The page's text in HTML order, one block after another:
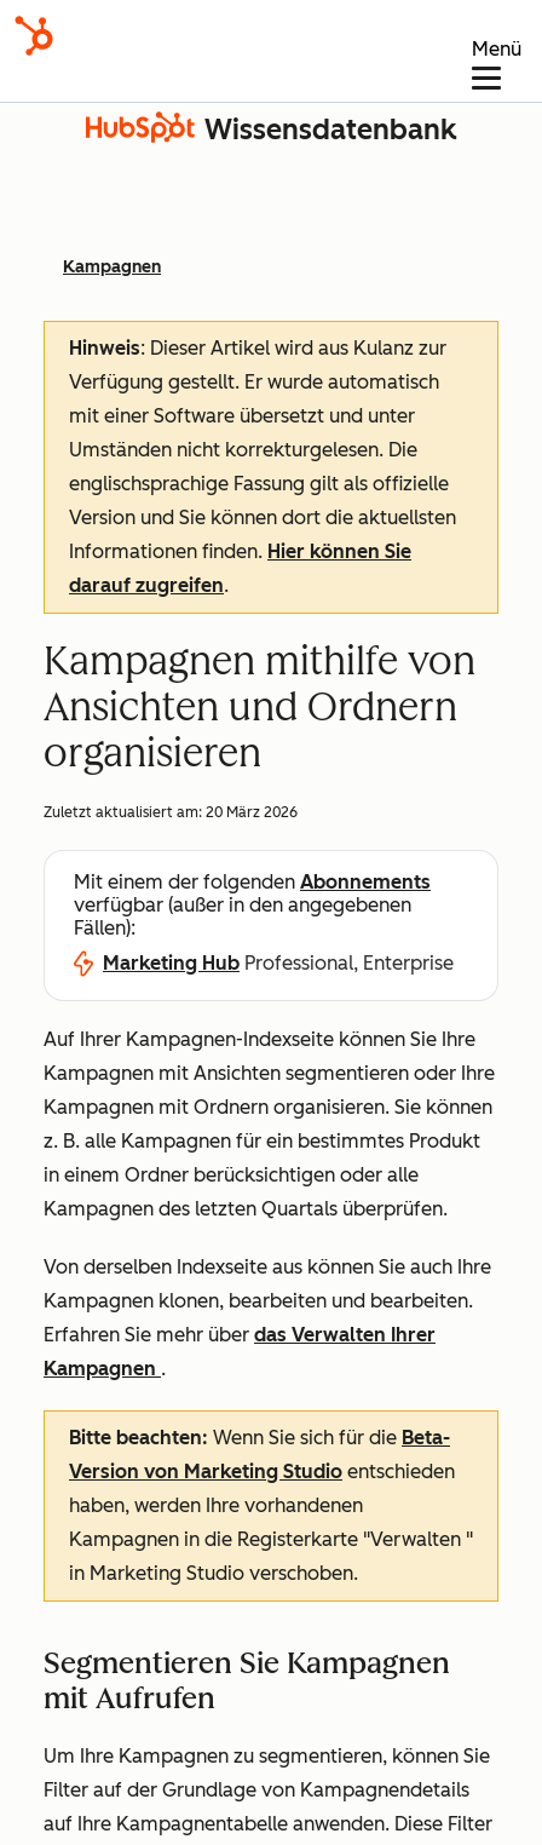
Menü
Wissensdatenbank
Kampagnen
Hinweis: Dieser Artikel wird aus Kulanz zur
Verfügung gestellt. Er wurde automatisch
mit einer Software übersetzt und unter
Umständen nicht korrekturgelesen. Die
englischsprachige Fassung gilt als offizielle
Version und Sie können dort die aktuellsten
Informationen finden. Hier können Sie
darauf zugreifen.
Kampagnen mithilfe von
Ansichten und Ordnern
organisieren
Zuletzt aktualisiert am: 20 März 2026
Mit einem der folgenden Abonnements
verfügbar (außer in den angegebenen
Fällen):
Marketing Hub Professional, Enterprise
Auf Ihrer Kampagnen-Indexseite können Sie Ihre
Kampagnen mit Ansichten segmentieren oder Ihre
Kampagnen mit Ordnern organisieren. Sie können
z. B. alle Kampagnen für ein bestimmtes Produkt
in einem Ordner berücksichtigen oder alle
Kampagnen des letzten Quartals überprüfen.
Von derselben Indexseite aus können Sie auch Ihre
Kampagnen klonen, bearbeiten und bearbeiten.
Erfahren Sie mehr über das Verwalten Ihrer
Kampagnen .
Bitte beachten: Wenn Sie sich für die Beta-
Version von Marketing Studio entschieden
haben, werden Ihre vorhandenen
Kampagnen in die Registerkarte "Verwalten "
in Marketing Studio verschoben.
Segmentieren Sie Kampagnen
mit Aufrufen
Um Ihre Kampagnen zu segmentieren, können Sie
Filter auf der Grundlage von Kampagnendetails
auf Ihre Kampagnentabelle anwenden. Diese Filter